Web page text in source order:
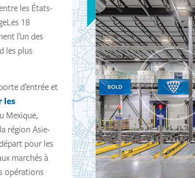
les États-
18
l’un des
les plus
d’entrée et
les
Mexique,
région Asie-
pour les
marchés à
opérations